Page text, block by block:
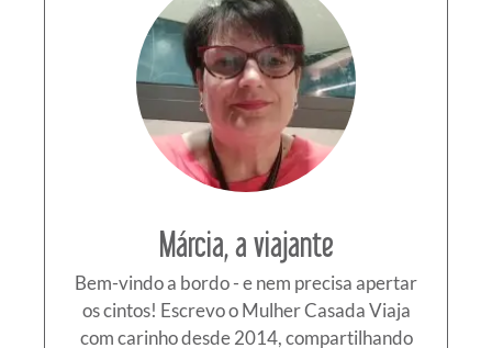
Márcia, a viajante
Bem-vindo a bordo - e nem precisa apertar
os cintos! Escrevo o Mulher Casada Viaja
com carinho desde 2014, compartilhando